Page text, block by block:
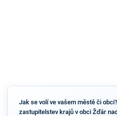
Jak se volí ve vašem městě či
zastupitelstev krajů v obci Žďár